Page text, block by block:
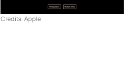
Credits: Apple